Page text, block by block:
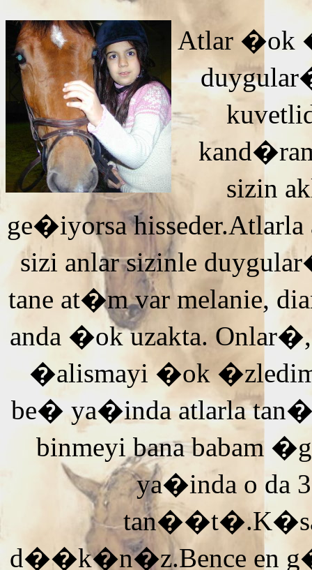
Atlar �ok
sizin
ge�iyorsa
sizi anlar sizinle
tane at�m var melanie,
anda �ok uzakta.
�alismayi �ok
be� ya�inda atlarla
binmeyi bana babam
ya�inda o da
d��k�n�z.Bence en